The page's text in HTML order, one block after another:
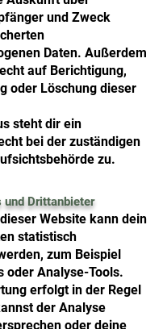
und Zweck
Daten. Außerdem
auf Berichtigung,
oder Löschung dieser
steht dir ein
bei der zuständigen
zu.
und Drittanbieter
Website kann dein
statistisch
zum Beispiel
oder Analyse-Tools.
erfolgt in der Regel
der Analyse
oder deine